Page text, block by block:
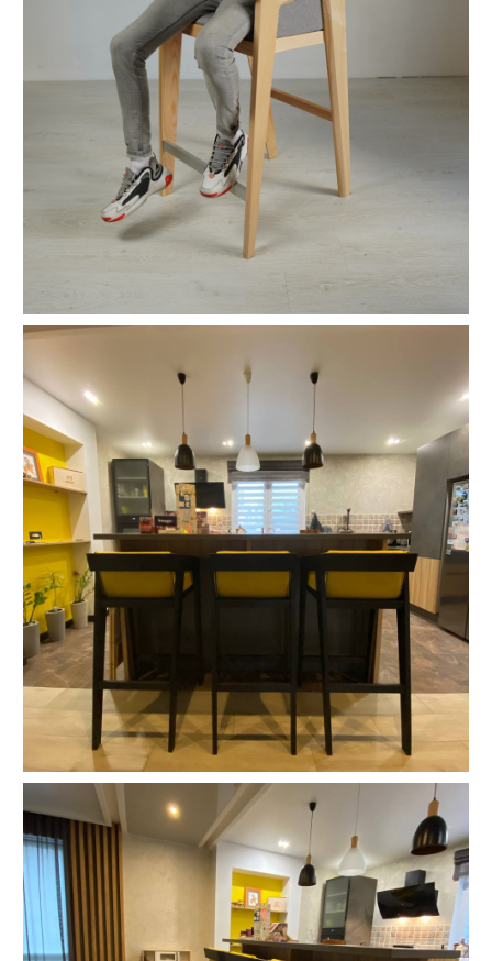
громадського місця)
Можливість зміни висоти ніжок (або підніжки) під
нестандартну стільницю на індивідуальний запит
клієнта